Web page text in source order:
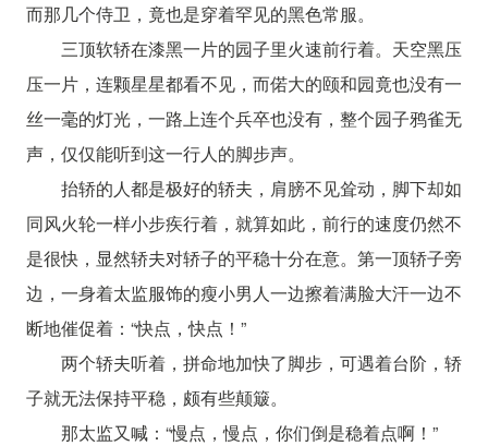
而那几个侍卫，竟也是穿着罕见的黑色常服。
三顶软轿在漆黑一片的园子里火速前行着。天空黑压
压一片，连颗星星都看不见，而偌大的颐和园竟也没有一
丝一毫的灯光，一路上连个兵卒也没有，整个园子鸦雀无
声，仅仅能听到这一行人的脚步声。
抬轿的人都是极好的轿夫，肩膀不见耸动，脚下却如
同风火轮一样小步疾行着，就算如此，前行的速度仍然不
是很快，显然轿夫对轿子的平稳十分在意。第一顶轿子旁
边，一身着太监服饰的瘦小男人一边擦着满脸大汗一边不
断地催促着：“快点，快点！”
两个轿夫听着，拼命地加快了脚步，可遇着台阶，轿
子就无法保持平稳，颇有些颠簸。
那太监又喊：“慢点，慢点，你们倒是稳着点啊！”